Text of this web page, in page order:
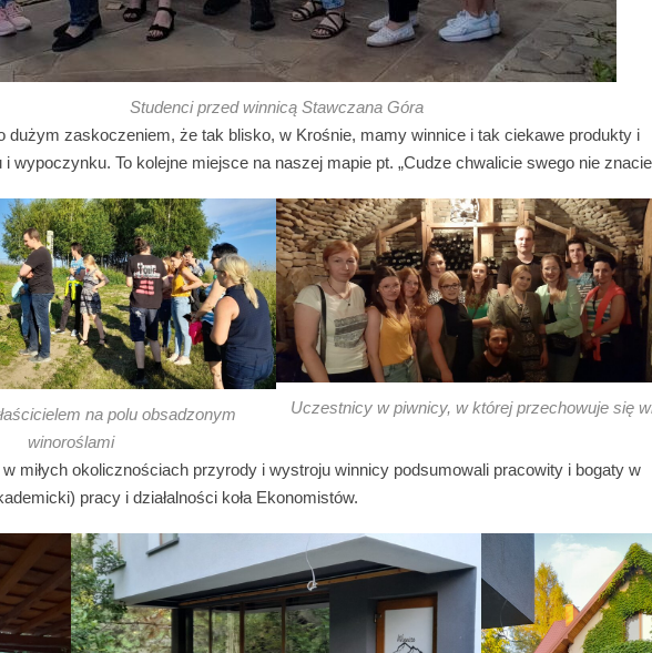
Studenci przed winnicą Stawczana Góra
dużym zaskoczeniem, że tak blisko, w Krośnie, mamy winnice i tak ciekawe produkty i
wypoczynku. To kolejne miejsce na naszej mapie pt. „Cudze chwalicie swego nie
na polu obsadzonym
winoroślami
Uczestnicy w piwnicy, w której przechowuje się
miłych okolicznościach przyrody i wystroju winnicy podsumowali pracowity i bogaty w
pracy i działalności koła Ekonomistów.